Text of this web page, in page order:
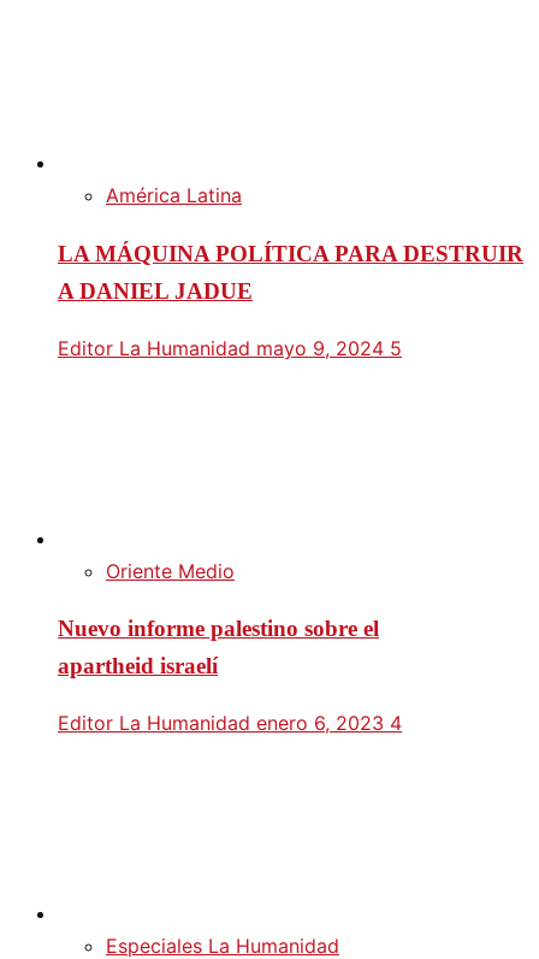
América Latina
LA MÁQUINA POLÍTICA PARA DESTRUIR
A DANIEL JADUE
Editor La Humanidad mayo 9, 2024 5
Oriente Medio
Nuevo informe palestino sobre el
apartheid israelí
Editor La Humanidad enero 6, 2023 4
Especiales La Humanidad